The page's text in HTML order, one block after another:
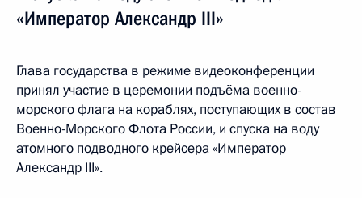
«Император Александр III»
Глава государства в режиме видеоконференции
принял участие в церемонии подъёма военно-
морского флага на кораблях, поступающих в состав
Военно-Морского Флота России, и спуска на воду
атомного подводного крейсера «Император
Александр III».